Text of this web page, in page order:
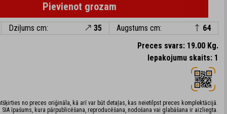
Pievienot grozam
Dziļums cm: 35 Augstums cm:
64
Preces svars: 19.00 Kg.
Iepakojumu skaits: 1
no preces oriģināla, kā arī var būt detaļas, kas neietilpst preces komplektācijā.
īpašums, kura pārpublicēšana, reproducēšana, nodošana vai glabāšana ir aizliegta.